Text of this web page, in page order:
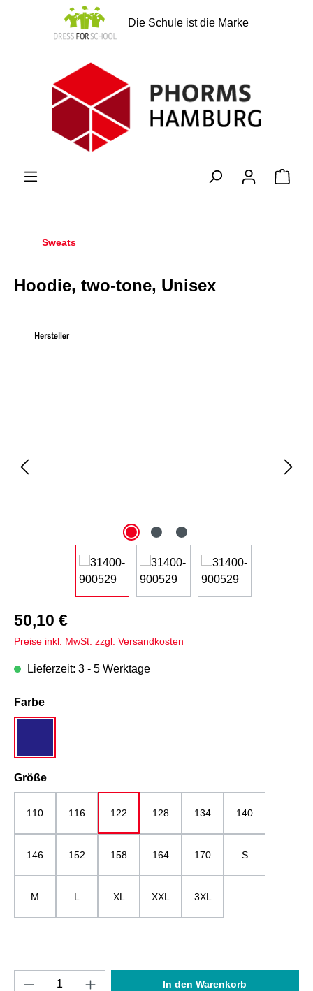
springen
Die Schule ist die Marke
Sweats
Hoodie, two-tone, Unisex
50,10 €
Preise inkl. MwSt. zzgl. Versandkosten
Lieferzeit: 3 - 5 Werktage
Farbeauswählen
Größeauswählen
110 116 122 128 134 140
146 152 158 164 170 S
M L XL XXL 3XL
Produkt Anzahl: Gib den gewünschten
In den Warenkorb